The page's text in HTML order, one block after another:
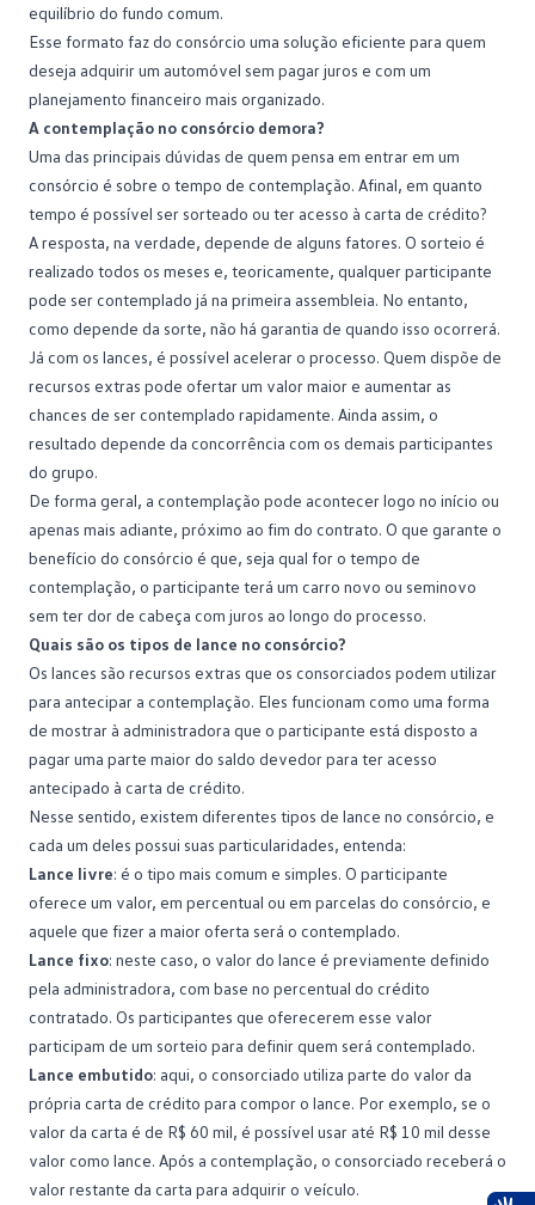
equilíbrio do fundo comum.
Esse formato faz do consórcio uma solução eficiente para quem
deseja adquirir um automóvel sem pagar juros e com um
planejamento financeiro mais organizado.
A contemplação no consórcio demora?
Uma das principais dúvidas de quem pensa em entrar em um
consórcio é sobre o tempo de contemplação. Afinal, em quanto
tempo é possível ser sorteado ou ter acesso à carta de crédito?
A resposta, na verdade, depende de alguns fatores. O sorteio é
realizado todos os meses e, teoricamente, qualquer participante
pode ser contemplado já na primeira assembleia. No entanto,
como depende da sorte, não há garantia de quando isso ocorrerá.
Já com os lances, é possível acelerar o processo. Quem dispõe de
recursos extras pode ofertar um valor maior e aumentar as
chances de ser contemplado rapidamente. Ainda assim, o
resultado depende da concorrência com os demais participantes
do grupo.
De forma geral, a contemplação pode acontecer logo no início ou
apenas mais adiante, próximo ao fim do contrato. O que garante o
benefício do consórcio é que, seja qual for o tempo de
contemplação, o participante terá um carro novo ou seminovo
sem ter dor de cabeça com juros ao longo do processo.
Quais são os tipos de lance no consórcio?
Os lances são recursos extras que os consorciados podem utilizar
para antecipar a contemplação. Eles funcionam como uma forma
de mostrar à administradora que o participante está disposto a
pagar uma parte maior do saldo devedor para ter acesso
antecipado à carta de crédito.
Nesse sentido, existem diferentes tipos de lance no consórcio, e
cada um deles possui suas particularidades, entenda:
Lance livre: é o tipo mais comum e simples. O participante
oferece um valor, em percentual ou em parcelas do consórcio, e
aquele que fizer a maior oferta será o contemplado.
Lance fixo: neste caso, o valor do lance é previamente definido
pela administradora, com base no percentual do crédito
contratado. Os participantes que oferecerem esse valor
participam de um sorteio para definir quem será contemplado.
Lance embutido: aqui, o consorciado utiliza parte do valor da
própria carta de crédito para compor o lance. Por exemplo, se o
valor da carta é de R$ 60 mil, é possível usar até R$ 10 mil desse
valor como lance. Após a contemplação, o consorciado receberá o
valor restante da carta para adquirir o veículo.